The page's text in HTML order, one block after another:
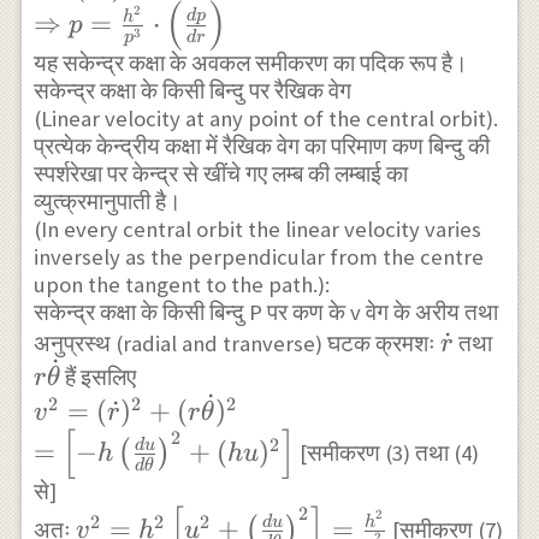
u}{d \theta^{2}}\right)\right] \frac{d
u}{d \theta} \\ \Rightarrow-
p}{d r}\right)\left(\frac{d r}{d
\theta}\right)=\left[u+\left(
\frac{d^{2} u}{d \theta^{2}}
\right)\right] \frac{d u}{d \theta} \\
\Rightarrow\left(\frac{1}
{p^{3}}\right)\left(\frac{d p}{d
r}\right)=u^{2}\left[u+
\left(\frac{d^{2} u}{d
\theta^{2}}\right)\right] \\
\frac{d p}{d r}=\frac{P}{h^{2}} \\
\Rightarrow p=\frac{h^{2}}{p^{3}}
\cdot \left(\frac{d p}{d r}\right)
⇒ p = p3
h2 ⋅ ( dr
dp )
यह सकेन्द्र कक्षा के अवकल समीकरण का पदिक रूप है।
सकेन्द्र कक्षा के किसी बिन्दु पर रैखिक वेग
(Linear velocity at any point of the central orbit).
प्रत्येक केन्द्रीय कक्षा में रैखिक वेग का परिमाण कण बिन्दु की
स्पर्शरेखा पर केन्द्र से खींचे गए लम्ब की लम्बाई का
व्युत्क्रमानुपाती है।
(In every central orbit the linear velocity varies
inversely as the perpendicular from the centre
upon the tangent to the path.):
सकेन्द्र कक्षा के किसी बिन्दु P पर कण के v वेग के अरीय तथा
अनुप्रस्थ (radial and tranverse) घटक क्रमशः \dot{r}
r
˙ तथाr
rθ
˙ हैं इसलिए
v^{2} =
(\dot{r})^{2}+(r
\dot{\theta})^{2}
\\ =\left[-
v2 = (r
˙)2 + (rθ
˙)2
= −h ( dθ
du )
2 + (hu)2
[समीकरण (3) तथा (4)
से]
अतः v2 = h2 u2 + ( du )
2 = h2
[समीकरण (7)